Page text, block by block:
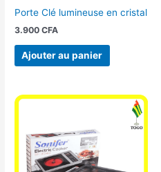
Porte Clé lumineuse en cristal
3.900CFA
Ajouter au panier